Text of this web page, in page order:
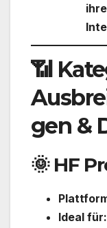
📶
gen &
🌞 HF
Ideal für: